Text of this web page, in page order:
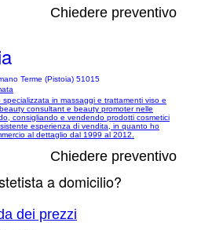
Chiedere preventivo
Terme (Pistoia) 51015
in massaggi e trattamenti viso e
consultant e beauty promoter nelle
consigliando e vendendo prodotti cosmetici
esperienza di vendita, in quanto ho
al dettaglio dal 1999 al 2012.
Chiedere preventivo
a domicilio?
dei prezzi